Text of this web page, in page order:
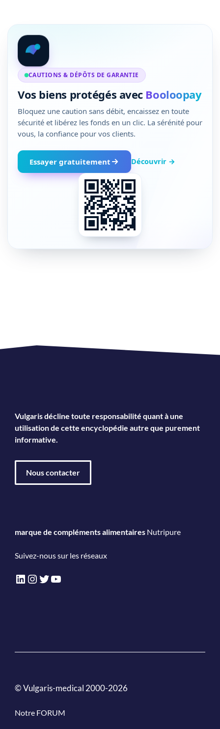
CAUTIONS & DÉPÔTS DE GARANTIE
Vos biens protégés avec Booloopay
Bloquez une caution sans débit, encaissez en toute
sécurité et libérez les fonds en un clic. La sérénité pour
vous, la confiance pour vos clients.
Essayer gratuitement Découvrir →
Vulgaris décline toute responsabilité quant à une
utilisation de cette encyclopédie autre que purement
informative.
Nous contacter
marque de compléments alimentaires Nutripure
Suivez-nous sur les réseaux
LinkedIn
Instagram
Twitter
YouTube
© Vulgaris-medical 2000-2026
Notre FORUM